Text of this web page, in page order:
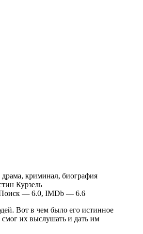
криминал, биография
Курзель
— 6.0, IMDb — 6.6
Вот в чем было его истинное
их выслушать и дать им